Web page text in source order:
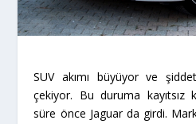
SUV akımı büyüyor ve
çekiyor. Bu duruma kayıtsız
süre önce Jaguar da girdi.